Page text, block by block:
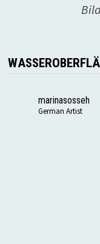
marinasosseh
German Artist